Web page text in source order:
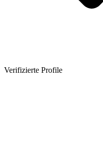
Verifizierte Profile